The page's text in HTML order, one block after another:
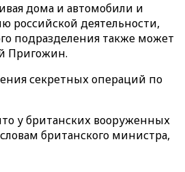
дома и автомобили и
российской деятельности,
подразделения также может
Пригожин.
секретных операций по
у британских вооруженных
британского министра,